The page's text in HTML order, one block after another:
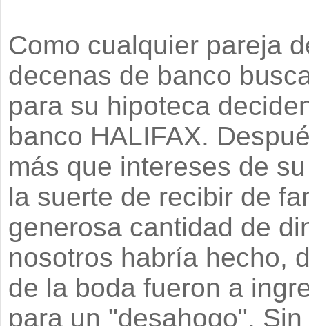
Como cualquier pareja
decenas de banco
para su hipoteca
banco HALIFAX.
más que intereses de
la suerte de recibir de
generosa cantidad de
nosotros habría hecho,
de la boda fueron a
para un "desahogo".